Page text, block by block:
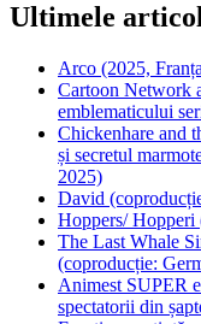
Ultimele
Arco (2025,
Cartoon Network
emblematicului
Chickenhare and
și secretul
2025)
David
Hoppers/ Hopperi
The Last Whale
(coproducție:
Animest SUPER
spectatorii din